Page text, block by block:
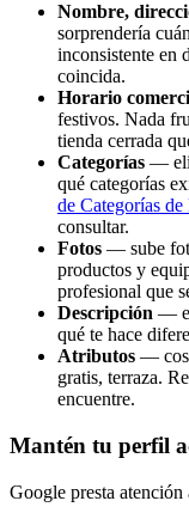
Nombre,
sorprendería
inconsistente en
coincida.
Horario
festivos. Nada
tienda cerrada
Categorías —
qué categorías
de Categorías
consultar.
Fotos — sube
productos y
profesional que
Descripción —
qué te hace
Atributos —
gratis, terraza.
encuentre.
Mantén tu perfil
Google presta